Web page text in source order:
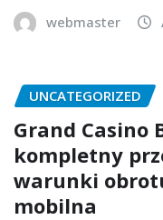
webmaster
UNCATEGORIZED
Grand Casino
kompletny
warunki
mobilna